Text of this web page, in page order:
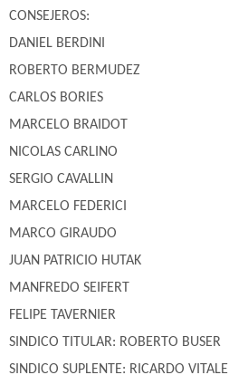
CONSEJEROS:
DANIEL BERDINI
ROBERTO BERMUDEZ
CARLOS BORIES
MARCELO BRAIDOT
NICOLAS CARLINO
SERGIO CAVALLIN
MARCELO FEDERICI
MARCO GIRAUDO
JUAN PATRICIO HUTAK
MANFREDO SEIFERT
FELIPE TAVERNIER
SINDICO TITULAR: ROBERTO BUSER
SINDICO SUPLENTE: RICARDO VITALE